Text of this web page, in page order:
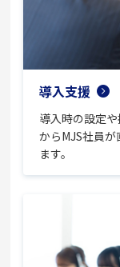
導入支援
導入時の設定
からMJS社員
ます。